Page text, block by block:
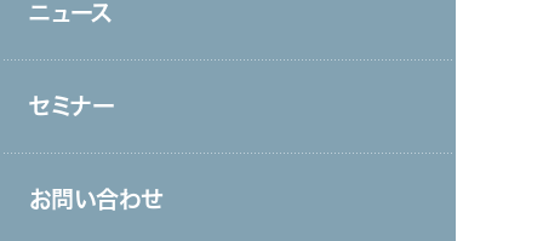
取り組み
製造・工場
採用情報トップ
中途採用
ニュース
セミナー
お問い合わせ
【『ウィルオブテック』についてはこちら】